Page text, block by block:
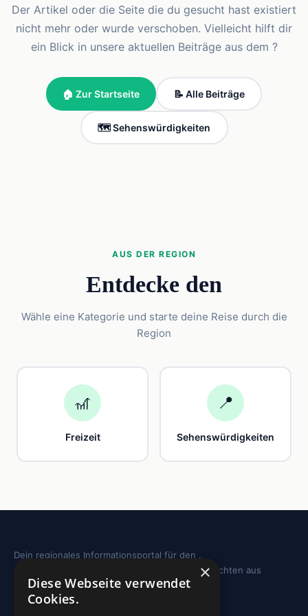
Der Artikel oder die Seite die du gesucht hast existiert
nicht mehr oder wurde verschoben. Vielleicht hilft dir
ein Blick in unsere aktuellen Beiträge aus dem ?
🏠 Zur Startseite 📝 Alle Beiträge
🗺️ Sehenswürdigkeiten
AUS DER REGION
Entdecke den
Wähle eine Kategorie und starte deine Reise durch die
Region
🎢
Freizeit
📍
Sehenswürdigkeiten
Dein regionales Informationsportal für den .
Sehenswürdigkeiten, Ausflugstipps und Geschichten aus
deiner Region.
×
Diese Webseite verwendet
Cookies.